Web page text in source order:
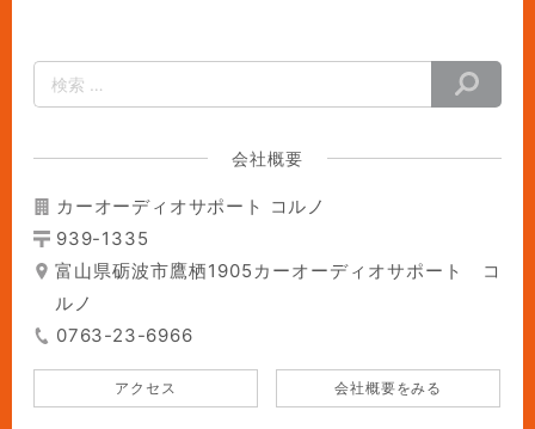
会社概要
カーオーディオサポート コルノ
939-1335
富山県砺波市鷹栖1905カーオーディオサポート コ
ルノ
0763-23-6966
アクセス 会社概要をみる